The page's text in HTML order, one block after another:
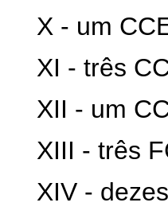
X - um
XI - três
XII - um
XIII - três
XIV -